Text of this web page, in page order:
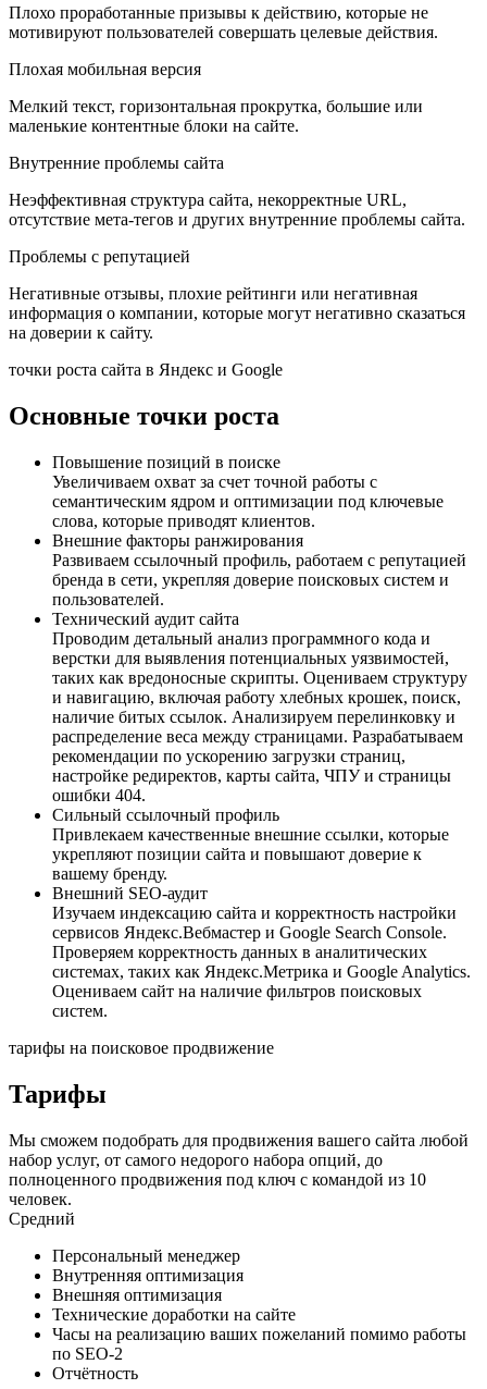
Плохо проработанные призывы к действию, которые не
мотивируют пользователей совершать целевые действия.
Плохая мобильная версия
Мелкий текст, горизонтальная прокрутка, большие или
маленькие контентные блоки на сайте.
Внутренние проблемы сайта
Неэффективная структура сайта, некорректные URL,
отсутствие мета-тегов и других внутренние проблемы сайта.
Проблемы с репутацией
Негативные отзывы, плохие рейтинги или негативная
информация о компании, которые могут негативно сказаться
на доверии к сайту.
точки роста сайта в Яндекс и Google
Основные точки роста
Повышение позиций в поиске
Увеличиваем охват за счет точной работы с
семантическим ядром и оптимизации под ключевые
слова, которые приводят клиентов.
Внешние факторы ранжирования
Развиваем ссылочный профиль, работаем с репутацией
бренда в сети, укрепляя доверие поисковых систем и
пользователей.
Технический аудит сайта
Проводим детальный анализ программного кода и
верстки для выявления потенциальных уязвимостей,
таких как вредоносные скрипты. Оцениваем структуру
и навигацию, включая работу хлебных крошек, поиск,
наличие битых ссылок. Анализируем перелинковку и
распределение веса между страницами. Разрабатываем
рекомендации по ускорению загрузки страниц,
настройке редиректов, карты сайта, ЧПУ и страницы
ошибки 404.
Сильный ссылочный профиль
Привлекаем качественные внешние ссылки, которые
укрепляют позиции сайта и повышают доверие к
вашему бренду.
Внешний SEO-аудит
Изучаем индексацию сайта и корректность настройки
сервисов Яндекс.Вебмастер и Google Search Console.
Проверяем корректность данных в аналитических
системах, таких как Яндекс.Метрика и Google Analytics.
Оцениваем сайт на наличие фильтров поисковых
систем.
тарифы на поисковое продвижение
Тарифы
Мы сможем подобрать для продвижения вашего сайта любой
набор услуг, от самого недорого набора опций, до
полноценного продвижения под ключ с командой из 10
человек.
Средний
Персональный менеджер
Внутренняя оптимизация
Внешняя оптимизация
Технические доработки на сайте
Часы на реализацию ваших пожеланий помимо работы
по SEO-2
Отчётность